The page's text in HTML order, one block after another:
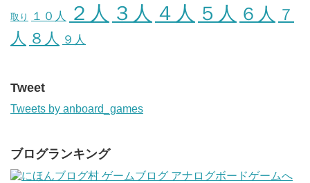
取り １０人 ２人 ３人 ４人 ５人 ６人 ７
人 ８人 ９人
Tweet
Tweets by anboard_games
ブログランキング